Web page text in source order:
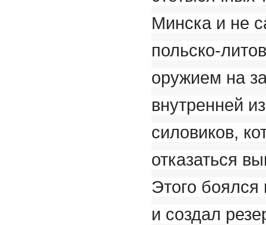
Минска и не
польско-
оружием на
внутренней
силовиков,
отказаться
Этого
и создал